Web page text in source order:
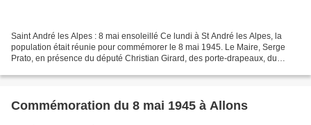
Saint André les Alpes : 8 mai ensoleillé Ce lundi à St André les Alpes, la
population était réunie pour commémorer le 8 mai 1945. Le Maire, Serge
Prato, en présence du député Christian Girard, des porte-drapeaux, du
Commémoration du 8 mai 1945 à Allons